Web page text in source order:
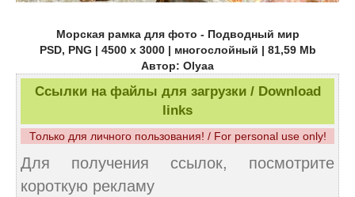
Морская рамка для фото - Подводный мир
PSD, PNG | 4500 x 3000 | многослойный | 81,59 Mb
Автор: Olyaa
Ссылки на файлы для загрузки / Download
links
Только для личного пользования! / For personal use only!
Для получения ссылок, посмотрите
короткую рекламу